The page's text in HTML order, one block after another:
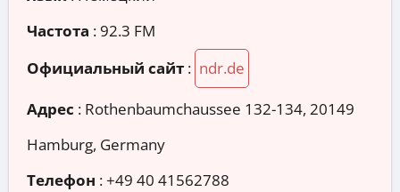
Частота : 92.3 FM
Официальный сайт : ndr.de
Адрес : Rothenbaumchaussee 132-134, 20149
Hamburg, Germany
Телефон :+49 40 41562788